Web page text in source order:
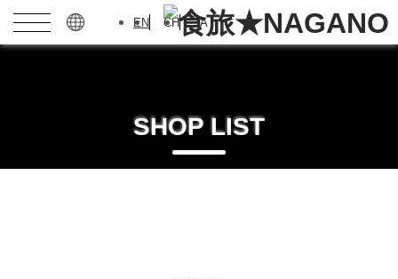
EN CH JA
SHOP LIST